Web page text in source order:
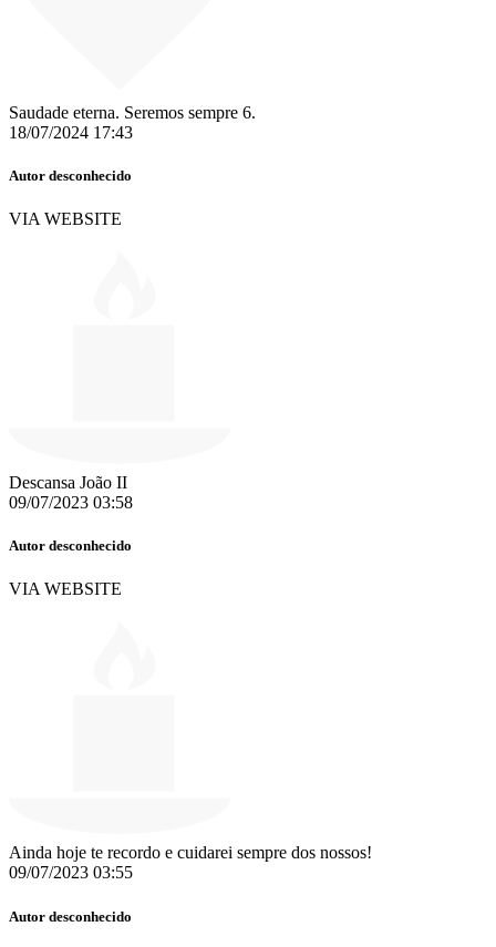
Saudade eterna. Seremos sempre 6.
18/07/2024 17:43
Autor desconhecido
VIA WEBSITE
Descansa João II
09/07/2023 03:58
Autor desconhecido
VIA WEBSITE
Ainda hoje te recordo e cuidarei sempre dos nossos!
09/07/2023 03:55
Autor desconhecido